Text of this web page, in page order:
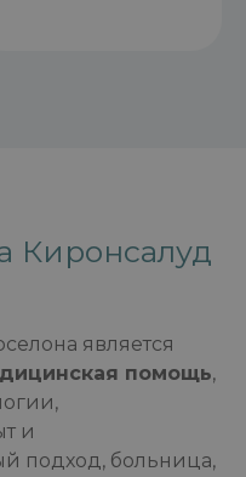
Киронсалуд
является
помощь,
и
подход, больница,